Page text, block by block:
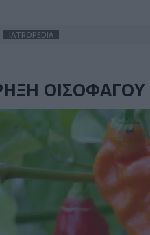
IATROPEDIA
ΟΙΣΟΦΑΓΟΥ